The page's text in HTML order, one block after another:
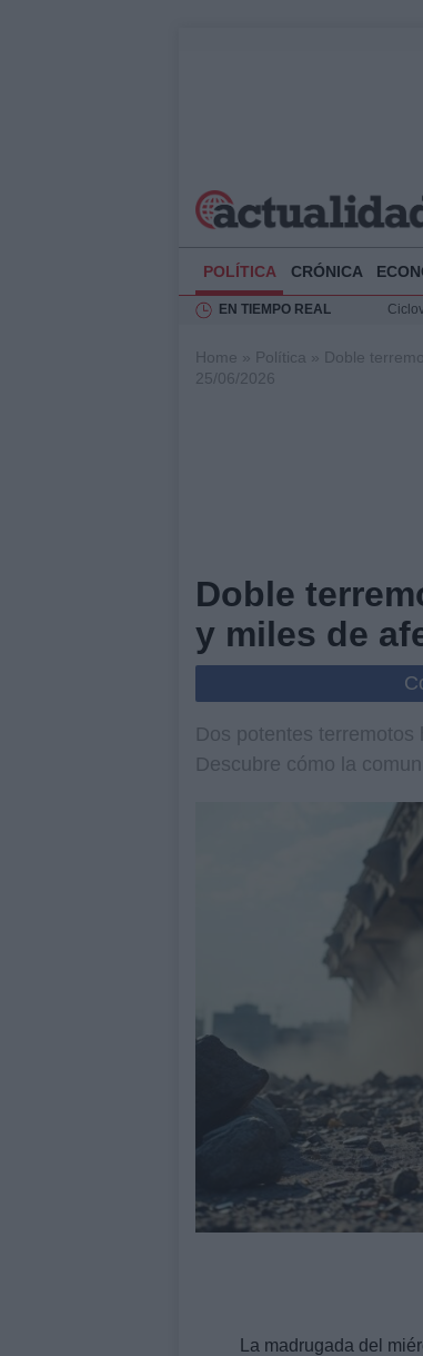
POLÍTICA CRÓNICA
EN TIEMPO REAL
Home » Política » Doble
25/06/2026
Doble
y miles de
Dos potentes
Descubre cómo la
La madrugada del